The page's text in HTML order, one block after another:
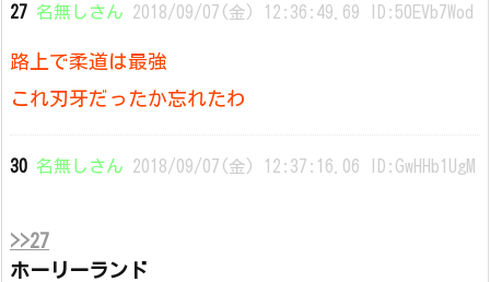
27 名無しさん 2018/09/07(金) 12:36:49.69 ID:50EVb7Wod
路上で柔道は最強
これ刃牙だったか忘れたわ
30 名無しさん 2018/09/07(金) 12:37:16.06 ID:GwHHb1UgM
>>27
ホーリーランド